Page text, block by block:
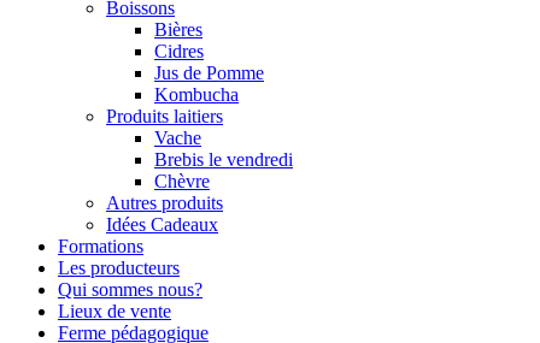
Boissons
Bières
Cidres
Jus de Pomme
Kombucha
Produits laitiers
Vache
Brebis le vendredi
Chèvre
Autres produits
Idées Cadeaux
Formations
Les producteurs
Qui sommes nous?
Lieux de vente
Ferme pédagogique